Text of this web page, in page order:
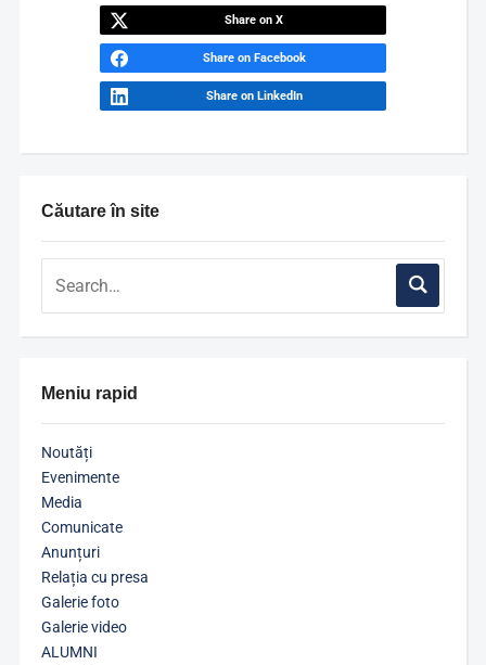
Căutare în site
Meniu rapid
Noutăți
Evenimente
Media
Comunicate
Anunțuri
Relația cu presa
Galerie foto
Galerie video
ALUMNI
Share on X
Share on Facebook
Share on LinkedIn